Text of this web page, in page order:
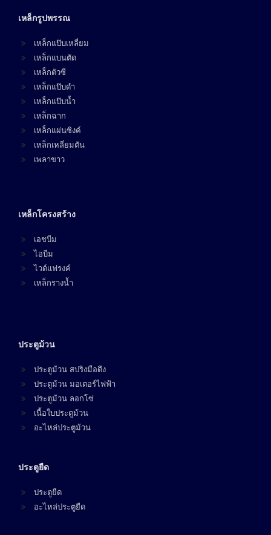
เหล็กรูปพรรณ
เหล็กแป๊บเหลี่ยม
เหล็กแบนตัด
เหล็กตัวซี
เหล็กแป๊บดำ
เหล็กแป๊บน้ำ
เหล็กฉาก
เหล็กแผ่นซิงค์
เหล็กเหลี่ยมตัน
เพลาขาว
เหล็กโครงสร้าง
เอชบีม
ไอบีม
ไวด์แฟรงค์
เหล็กรางน้ำ
ประตูม้วน
ประตูม้วน สปริงมือดึง
ประตูม้วน มอเตอร์ไฟฟ้า
ประตูม้วน ลอกโซ่
เนื้อใบประตูม้วน
อะไหล่ประตูม้วน
ประตูยืด
ประตูยืด
อะไหล่ประตูยืด